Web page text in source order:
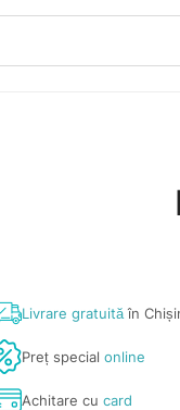
Livrare gratuităîn
Preț specialonline
Achitare cucard